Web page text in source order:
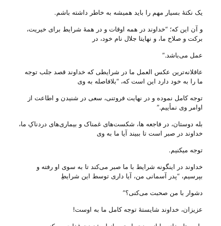
یک نکتهٔ بسیار مهم را باید همیشه به خاطر داشته باشم.
و آن این که؛ “خداوند در همه اوقات و در همهٔ شرایط برای خیریت،
برکت و صلاح ما، و نهایتا جلال نام خود، در
عمل می‌‌باشد.”
عاقلانه‌ترین عکس العمل ما در شرایطی که خداوند قصد جلب توجه
ما را به خود دارد این است که، “بلافاصله به وی
توجه کامل نموده و در نهایت فروتنی، سعی در شنیدن و اطاعت از
اوامر وی نمأییم.”
بله دوستان، در فاجعه ها، شکست‌های غمناک و بیماری‌های دردناکِ ما،
خداوند در صبر است تا ببیند آیا ما به وی
توجه میکنیم.
خداوند در اینگونه شرایط با ما صبر می‌‌کند تا به سوی او رفته و
بپرسیم، “پدر آسمانی من، آیا داری توسط این شرایطِ
دشوار با من صحبت می‌‌کنی؟”
عزیزان، خداوند شایستهٔ توجه کامل ما به اوست!